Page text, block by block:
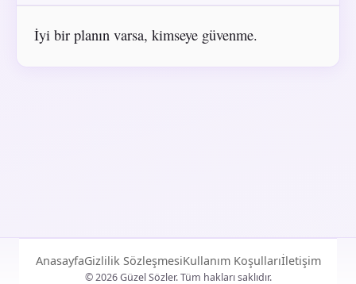
İyi bir planın varsa, kimseye güvenme.
AnasayfaGizlilik SözleşmesiKullanım Koşullarıİletişim
© 2026 Güzel Sözler. Tüm hakları saklıdır.